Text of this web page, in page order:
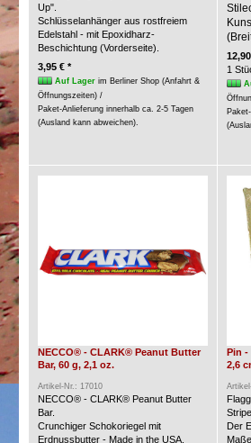
Up".
Schlüsselanhänger aus rostfreiem
Edelstahl - mit Epoxidharz-
Beschichtung (Vorderseite).
3,95 € *
Auf Lagerim Berliner Shop (Anfahrt &
Öffnungszeiten) /
Paket-Anlieferung innerhalb ca. 2-5 Tagen
(Ausland kann abweichen).
1
NECCO® - CLARK® Peanut Butter
Bar, 60 g, 2,1 oz.
Artikel-Nr.: 17010
NECCO® - CLARK® Peanut Butter
Bar.
Crunchiger Schokoriegel mit
Erdnussbutter - Made in the USA.
Pin -
2,6
Der